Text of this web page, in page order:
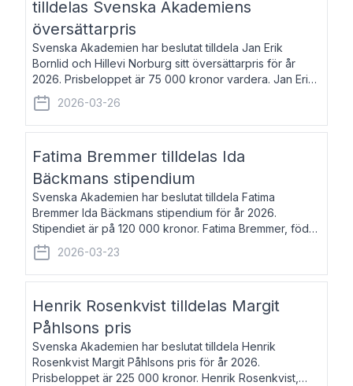
tilldelas Svenska Akademiens
översättarpris
Svenska Akademien har beslutat tilldela Jan Erik
Bornlid och Hillevi Norburg sitt översättarpris för år
2026. Prisbeloppet är 75 000 kronor vardera. Jan Erik
Bornlid, född 1947, är översättare från tyska. Han är
främst känd för sina översät
2026-03-26
Fatima Bremmer tilldelas Ida
Bäckmans stipendium
Svenska Akademien har beslutat tilldela Fatima
Bremmer Ida Bäckmans stipendium för år 2026.
Stipendiet är på 120 000 kronor. Fatima Bremmer, född
1977, är journalist och författare. Hon utkom i fjol med
boken Ligan. Klarakvarterens blodsyst
2026-03-23
Henrik Rosenkvist tilldelas Margit
Påhlsons pris
Svenska Akademien har beslutat tilldela Henrik
Rosenkvist Margit Påhlsons pris för år 2026.
Prisbeloppet är 225 000 kronor. Henrik Rosenkvist,